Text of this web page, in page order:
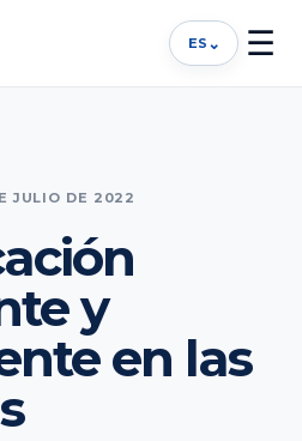
ES ⌄ ☰
JULIO DE 2022
y
en las